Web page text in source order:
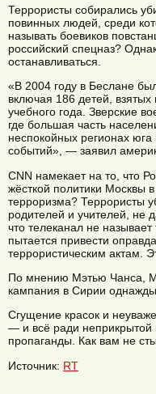
Террористы собирались
повинных людей, среди
называть боевиков
российский спецназ?
останавливаться.
«В 2004 году в Беслане
включая 186 детей,
учебного года. Зверские
где большая часть
неспокойных регионах
событий», — заявил
CNN намекает на то, что
жёсткой политики Москвы
терроризма? Террористы
родителей и учителей, не
что телеканал не
пытается привести
террористическим актам.
По мнению Мэтью Чанса,
кампания в Сирии
Сгущение красок и
— и всё ради неприкрытой
пропаганды. Как вам не
Источник: RT